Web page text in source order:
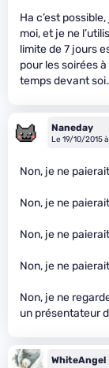
Ha c’est
moi, et je ne
limite de 7 jours
pour les soirées
temps devant
Naneday
Le 19/10/2015 à
Non, je ne
Non, je ne
Non, je ne
Non, je ne
Non, je ne
un présentateur
WhiteAngel